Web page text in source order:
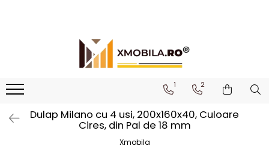
Bucătării Complete
Corpuri superioare bucătărie
Corpuri inferioare bucătărie
Mobilier institutional
Dulapuri 2 uși
Birouri
1 2
Dulap Milano cu 4 usi, 200x160x40, Culoare
Cires, din Pal de 18 mm
Xmobila